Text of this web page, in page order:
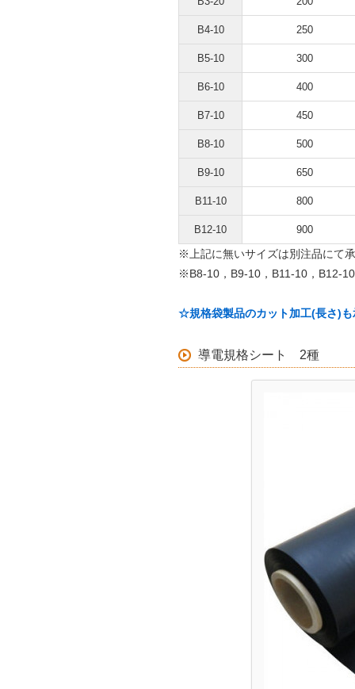
B4-10 250
B5-10 300
B6-10 400
B7-10 450
B8-10 500
B9-10 650
B11-10 800
B12-10 900
※上記に無いサイズは別注品にて
※B8-10，B9-10，B11-10，B12-
☆規格袋製品のカット加工(長さ)
導電規格シート 2種